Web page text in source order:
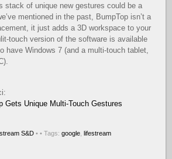
stack of unique new gestures could be a
mentioned in the past, BumpTop isn’t a
it just adds a 3D workspace to your
touch version of the software is available
have Windows 7 (and a multi-touch tablet,
Gets Unique Multi-Touch Gestures
S&D • • Tags:google ,lifestream